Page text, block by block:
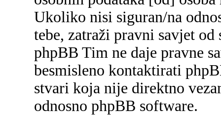
Ukoliko nisi siguran/na
tebe, zatraži pravni savjet od
phpBB Tim ne daje pravne
besmisleno kontaktirati
stvari koja nije direktno
odnosno phpBB software.